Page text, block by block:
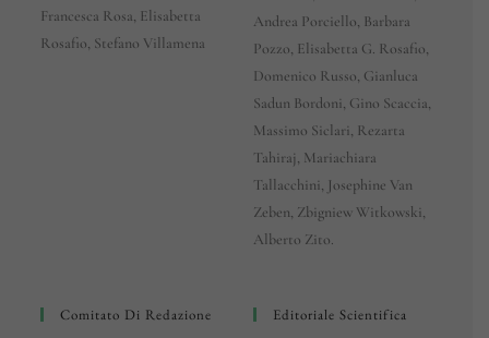
Francesca Rosa, Elisabetta
Rosafio, Stefano Villamena
Andrea Porciello, Barbara
Pozzo, Elisabetta G. Rosafio,
Domenico Russo, Gianluca
Sadun Bordoni, Gino Scaccia,
Massimo Siclari, Rezarta
Tahiraj, Mariachiara
Tallacchini, Josephine Van
Zeben, Zbigniew Witkowski,
Alberto Zito.
Comitato Di Redazione Editoriale Scientifica